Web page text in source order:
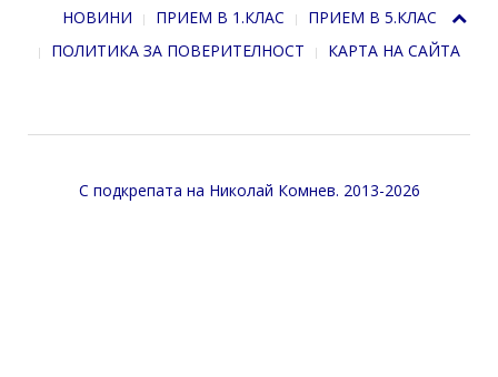
НОВИНИ ПРИЕМ В 1.КЛАС
ПРИЕМ В 5.КЛАС
ПОЛИТИКА ЗА ПОВЕРИТЕЛНОСТ
КАРТА НА САЙТА
С подкрепата на Николай Комнев. 2013-2026